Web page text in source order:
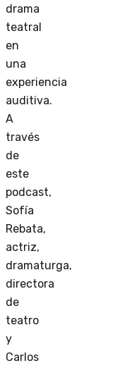
drama
teatral
en
una
experiencia
auditiva.
A
través
de
este
podcast,
Sofía
Rebata,
actriz,
dramaturga,
directora
de
teatro
y
Carlos